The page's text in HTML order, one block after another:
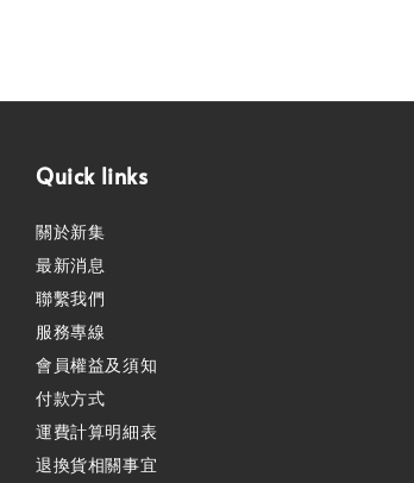
Quick links
關於新集
最新消息
聯繫我們
服務專線
會員權益及須知
付款方式
運費計算明細表
退換貨相關事宜